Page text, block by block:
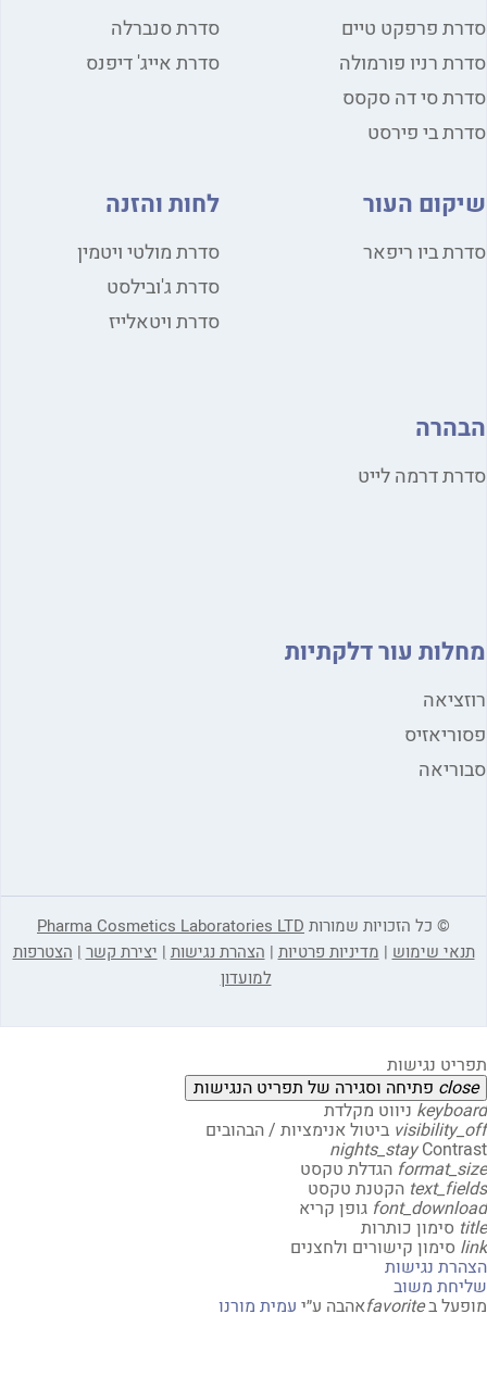
פרפקט טיים
רניו פורמולה
סי דה סקסס
בי פירסט
העור
ביו ריפאר
סדרת סנברלה
סדרת אייג' דיפנס
לחות והזנה
סדרת מולטי ויטמין
סדרת ג'ובילסט
סדרת ויטאלייז
דרמה לייט
עור דלקתיות
© כל הזכויות שמורותPharma Cosmetics Laboratories LTD
שימוש|מדיניות פרטיות|הצהרת נגישות|יצירת קשר | הצטרפות
למועדון
נגישות
פתיחה וסגירה של תפריט הנגישות
ניווט מקלדת
ביטול אנימציות / הבהובים
nights_stay
הגדלת טקסט
הקטנת טקסט
גופן קריא
סימון כותרות
סימון קישורים ולחצנים
נגישות
משוב
בfavoriteאהבהע״יעמית מורנו